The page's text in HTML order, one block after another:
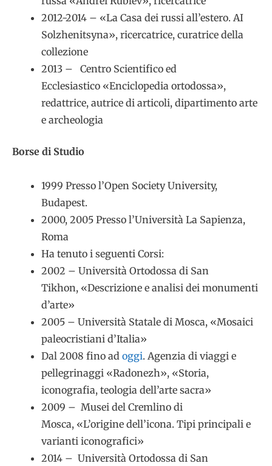
2012-2014 – «La Casa dei russi all’estero. AI
Solzhenitsyna», ricercatrice, curatrice della
collezione
2013 – Centro Scientifico ed
Ecclesiastico «Enciclopedia ortodossa»,
redattrice, autrice di articoli, dipartimento arte
e archeologia
Borse di Studio
1999 Presso l’Open Society University,
Budapest.
2000, 2005 Presso l’Università La Sapienza,
Roma
Ha tenuto i seguenti Corsi:
2002 – Università Ortodossa di San
Tikhon, «Descrizione e analisi dei monumenti
d’arte»
2005 – Università Statale di Mosca, «Mosaici
paleocristiani d’Italia»
Dal 2008 fino ad oggi. Agenzia di viaggi e
pellegrinaggi «Radonezh», «Storia,
iconografia, teologia dell’arte sacra»
2009 – Musei del Cremlino di
Mosca, «L’origine dell’icona. Tipi principali e
varianti iconografici»
2014 – Università Ortodossa di San